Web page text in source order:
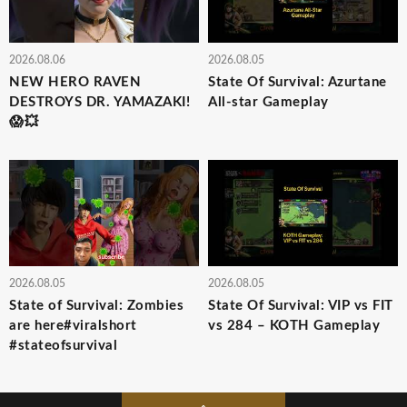
2026.08.06
NEW HERO RAVEN
DESTROYS DR. YAMAZAKI!
😱💥
2026.08.05
State Of Survival: Azurtane
All-star Gameplay
2026.08.05
State of Survival: Zombies
are here#viralshort
#stateofsurvival
2026.08.05
State Of Survival: VIP vs FIT
vs 284 – KOTH Gameplay